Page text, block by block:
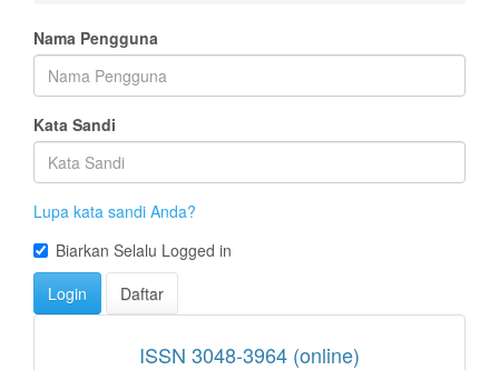
Nama Pengguna
Kata Sandi
Lupa kata sandi Anda?
Biarkan Selalu Logged in
Login
Daftar
ISSN 3048-3964 (online)